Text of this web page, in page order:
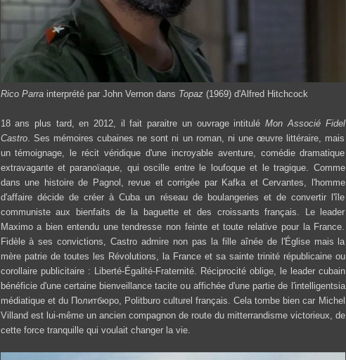
Rico Parrainterprété par John Vernon dans Topaz(1969) d'Alfred Hitchcock
18 ans plus tard, en 2012, il fait paraitre un ouvrage intituléMon Associé Fidel
Castro. Ses mémoires cubaines ne sont ni un roman, ni une œuvre littéraire, mais
un témoignage, le récit véridique d'une incroyable aventure, comédie dramatique
extravagante et paranoïaque, qui oscille entre le loufoque et le tragique. Comme
dans une histoire de Pagnol, revue et corrigée par Kafka et Cervantes, l'homme
d'affaire décide de créer à Cuba un réseau de boulangeries et de convertir l'île
communiste aux bienfaits de la baguette et des croissants français. Le leader
Maximo a bien entendu une tendresse non feinte et toute relative pour la France.
Fidèle à ses convictions, Castro admire non pas la fille aînée de l'Église mais la
mère patrie de toutes les Révolutions, la France et sa sainte trinité républicaine ou
corollaire publicitaire : Liberté-Égalité-Fraternité. Réciprocité oblige, le leader cubain
bénéficie d'une certaine bienveillance tacite ou affichée d'une partie de l'intelligentsia
médiatique et du Политбюро, Politburo culturel français. Cela tombe bien car Michel
Villand est lui-même un ancien compagnon de route du mitterrandisme victorieux, de
cette force tranquille qui voulait changer la vie.